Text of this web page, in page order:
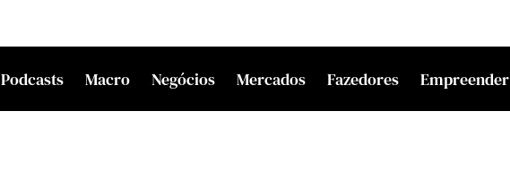
Podcasts Macro Negócios Mercados Fazedores Empreender